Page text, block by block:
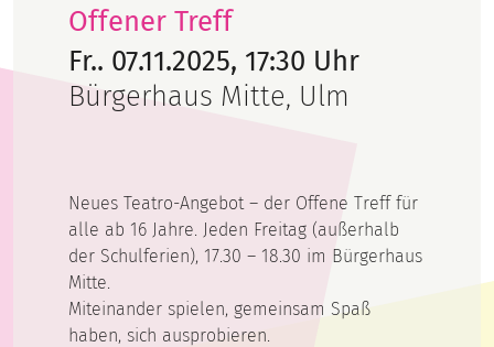
Offener Treff
Fr.. 07.11.2025, 17:30 Uhr
Bürgerhaus Mitte, Ulm
Neues Teatro-Angebot – der Offene Treff für
alle ab 16 Jahre. Jeden Freitag (außerhalb
der Schulferien), 17.30 – 18.30 im Bürgerhaus
Mitte.
Miteinander spielen, gemeinsam Spaß
haben, sich ausprobieren.